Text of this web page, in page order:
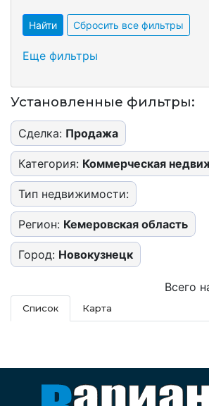
Найти Сбросить все фильтры
Еще фильтры
Установленные фильтры:
Сделка: Продажа
Категория: Коммерческая
Тип недвижимости:
Регион: Кемеровская область
Город: Новокузнецк
Всего
Список Карта